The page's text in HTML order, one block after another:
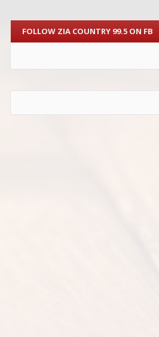
FOLLOW ZIA COUNTRY 99.5 ON FB